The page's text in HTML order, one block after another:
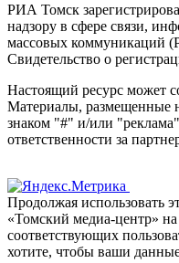
РИА Томск
надзору в сфере связи,
массовых коммуникаций
Свидетельство о
Настоящий ресурс может
Материалы, размещенные
знаком "#" и/или
ответственности за
Продолжая использовать
«Томский медиа-центр»
соответствующих
хотите, чтобы ваши